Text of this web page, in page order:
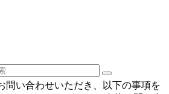
い合わせいただき、以下の事項を